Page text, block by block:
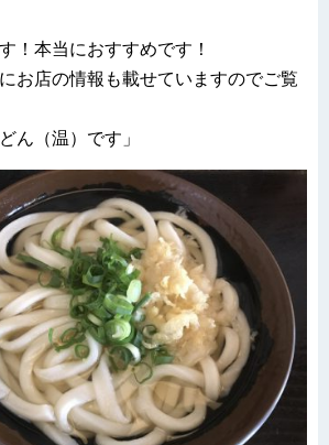
！本当におすすめです！
お店の情報も載せていますのでご覧
ん（温）です」